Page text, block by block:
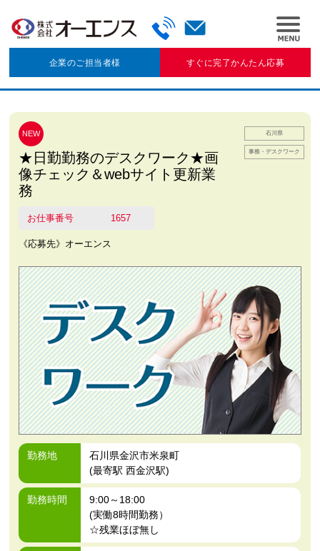
企業のご担当者様 すぐに完了かんたん応募
石川県
事務・デスクワーク
NEW
★日勤勤務のデスクワーク★画
像チェック＆webサイト更新業
務
お仕事番号 1657
《応募先》オーエンス
勤務地
石川県金沢市米泉町
(最寄駅 西金沢駅)
勤務時間
9:00～18:00
(実働8時間勤務）
☆残業ほぼ無し